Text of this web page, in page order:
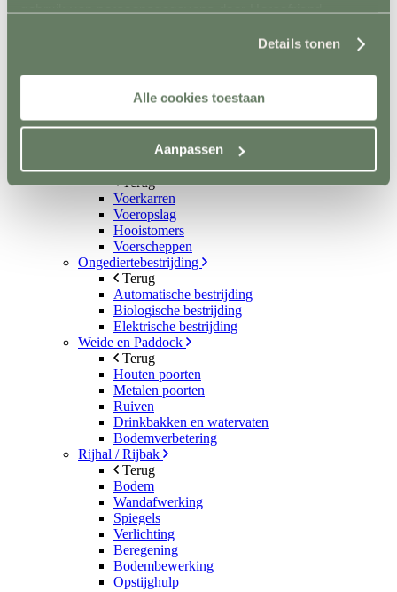
gebruik van persoonsgegevens door Horsefriend
Details tonen
Alle cookies toestaan
Aanpassen
Terug
Wandbescherming
Sloten en accessoires
Voerkamer
Terug
Voerkarren
Voeropslag
Hooistomers
Voerscheppen
Ongediertebestrijding
Terug
Automatische bestrijding
Biologische bestrijding
Elektrische bestrijding
Weide en Paddock
Terug
Houten poorten
Metalen poorten
Ruiven
Drinkbakken en watervaten
Bodemverbetering
Rijhal / Rijbak
Terug
Bodem
Wandafwerking
Spiegels
Verlichting
Beregening
Bodembewerking
Opstijghulp